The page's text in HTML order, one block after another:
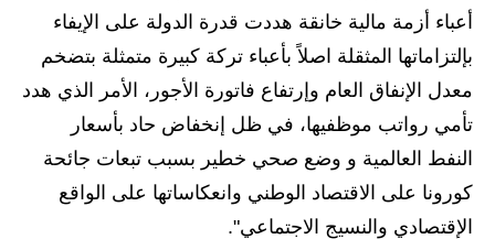
المرحلة الابتدائية
المرحلة المتوسطة
المرحلة الاعدادية
اسئلة وزارية
أعباء أزمة مالية خانقة هددت قدرة الدولة على الإيفاء
بإلتزاماتها المثقلة اصلاً بأعباء تركة كبيرة متمثلة بتضخم
معدل الإنفاق العام وإرتفاع فاتورة الأجور، الأمر الذي هدد
تأمي رواتب موظفيها، في ظل إنخفاض حاد بأسعار
النفط العالمية و وضع صحي خطير بسبب تبعات جائحة
كورونا على الاقتصاد الوطني وانعكاساتها على الواقع
الإقتصادي والنسيج الاجتماعي".